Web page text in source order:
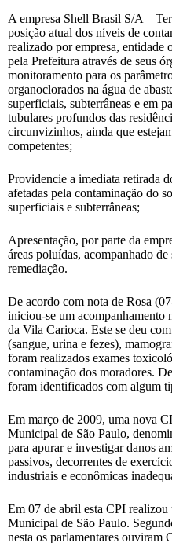
A empresa Shell Brasil S/A –
posição atual dos níveis de
realizado por empresa,
pela Prefeitura através de seus
monitoramento para os
organoclorados na água de
superficiais, subterrâneas e em
tubulares profundos das
circunvizinhos, ainda que
competentes;
Providencie a imediata retirada
afetadas pela contaminação do
superficiais e subterrâneas;
Apresentação, por parte da
áreas poluídas, acompanhado
remediação.
De acordo com nota de Rosa
iniciou-se um acompanhamento
da Vila Carioca. Este se deu
(sangue, urina e fezes),
foram realizados exames
contaminação dos moradores.
foram identificados com algum
Em março de 2009, uma nova
Municipal de São Paulo,
para apurar e investigar danos
passivos, decorrentes de
industriais e econômicas
Em 07 de abril esta CPI
Municipal de São Paulo.
nesta os parlamentares ouviram